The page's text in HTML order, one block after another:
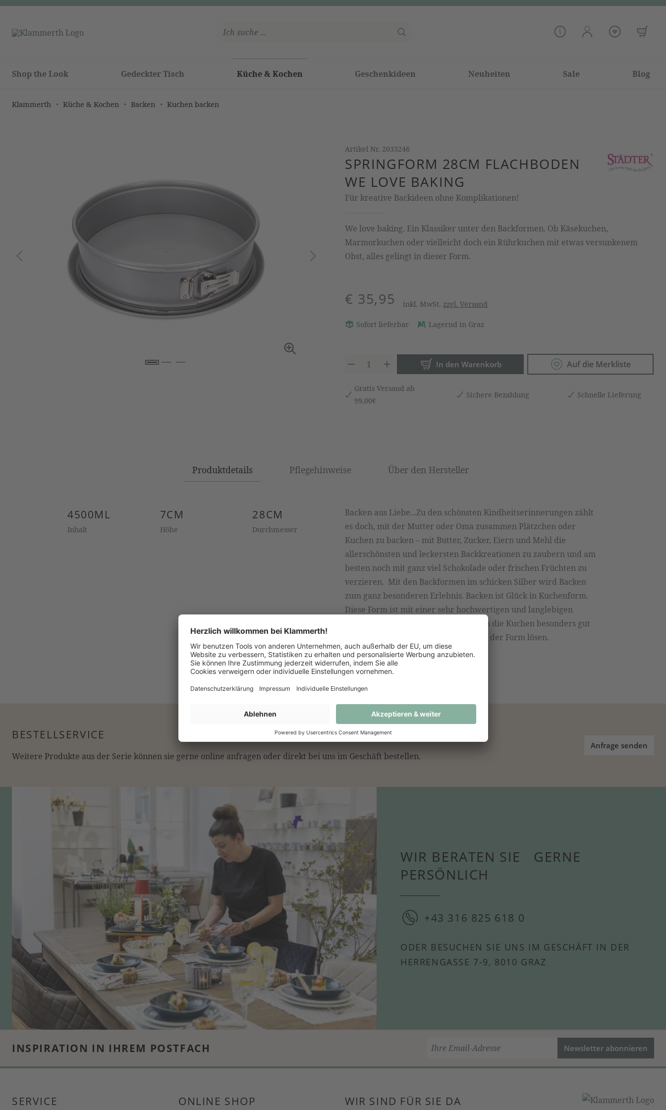
Shop the Look Gedeckter Tisch Küche & Kochen Geschenkideen Neuheiten Sale Blog
Klammerth Küche & Kochen Backen Kuchen backen
Artikel Nr. 2033246
SPRINGFORM 28CM FLACHBODEN
WE LOVE BAKING
Für kreative Backideen ohne Komplikationen!
We love baking. Ein Klassiker unter den Backformen. Ob Käsekuchen,
Marmorkuchen oder vielleicht doch ein Rührkuchen mit etwas versunkenem
Obst, alles gelingt in dieser Form.
€ 35,95 inkl. MwSt. zzgl. Versand
Sofort lieferbar Lagernd in Graz
Produkt Anzahl: Gib den gewünschten Wert
In den Warenkorb Auf die Merkliste
Gratis Versand ab
99,00€
Sichere Bezahlung Schnelle Lieferung
Produktdetails Pflegehinweise Über den Hersteller
4500ML
Inhalt
7CM
Höhe
28CM
Durchmesser
Backen aus Liebe...Zu den schönsten Kindheitserinnerungen zählt
es doch, mit der Mutter oder Oma zusammen Plätzchen oder
Kuchen zu backen – mit Butter, Zucker, Eiern und Mehl die
allerschönsten und leckersten Backkreationen zu zaubern und am
besten noch mit ganz viel Schokolade oder frischen Früchten zu
verzieren. Mit den Backformen im schicken Silber wird Backen
zum ganz besonderen Erlebnis. Backen ist Glück in Kuchenform.
Diese Form ist mit einer sehr hochwertigen und langlebigen
Beschichtung ausgestattet, so gelingen die Kuchen besonders gut
und lassen sich fast wie von selbst aus der Form lösen.
BESTELLSERVICE
Weitere Produkte aus der Serie können sie gerne online anfragen oder direkt bei uns im Geschäft bestellen.
Anfrage senden
WIR BERATEN SIE GERNE
PERSÖNLICH
+43 316 825 618 0
ODER BESUCHEN SIE UNS IM GESCHÄFT IN DER
HERRENGASSE 7-9, 8010 GRAZ
INSPIRATION IN IHREM POSTFACH Newsletter abonnieren
SERVICE ONLINE SHOP WIR SIND FÜR SIE DA